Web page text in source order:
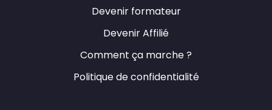
Devenir formateur
Devenir Affilié
Comment ça marche ?
Politique de confidentialité